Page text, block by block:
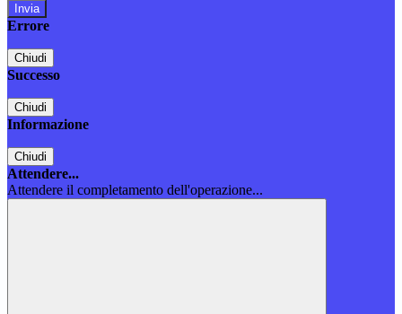
Errore
Chiudi
Successo
Chiudi
Informazione
Chiudi
Attendere...
Attendere il completamento dell'operazione...